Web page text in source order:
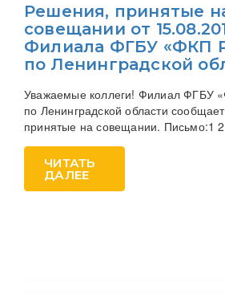
Решения, принятые
совещании от
Филиала ФГБУ «ФКП
по Ленинградской
Уважаемые коллеги! Филиал ФГБУ
по Ленинградской области
принятые на совещании. Письмо:1 2
ЧИТАТЬ
ДАЛЕЕ